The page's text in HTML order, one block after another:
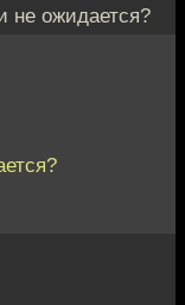
не ожидается?